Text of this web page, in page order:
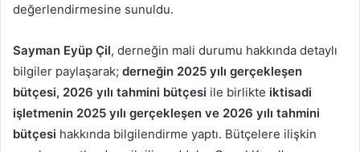
değerlendirmesine sunuldu.
Sayman Eyüp Çil, derneğin mali durumu hakkında detaylı
bilgiler paylaşarak; derneğin 2025 yılı gerçekleşen
bütçesi, 2026 yılı tahmini bütçesi ile birlikte iktisadi
işletmenin 2025 yılı gerçekleşen ve 2026 yılı tahmini
bütçesi hakkında bilgilendirme yaptı. Bütçelere ilişkin